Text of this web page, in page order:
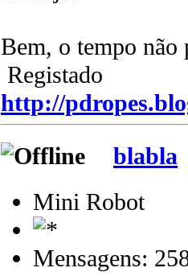
Bem, o tempo não
Registado
http://
blabla
Mini Robot
Mensagens: